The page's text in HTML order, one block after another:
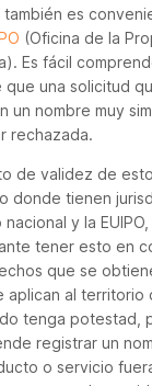
también es
(Oficina de la
Es fácil
una solicitud
un nombre muy
rechazada.
de validez de
donde tienen
y la
tener esto en
que se
aplican al territorio
tenga potestad,
registrar un
o servicio